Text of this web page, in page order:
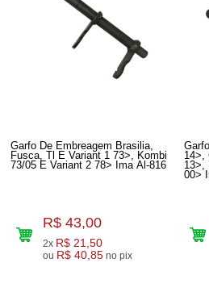
Garfo De Embreagem Brasilia,
Fusca, Tl E Variant 1 73>, Kombi
73/05 E Variant 2 78> Ima Al-816
R$ 43,00
2x R$ 21,50
ou R$ 40,85 no pix
14>,
13>,
00>